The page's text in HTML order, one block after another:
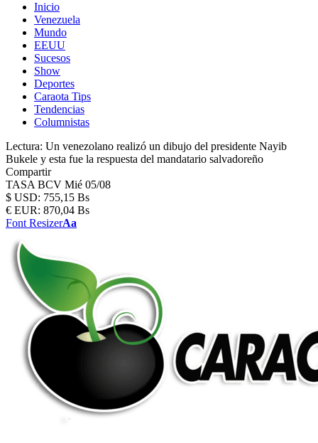
Inicio
Venezuela
Mundo
EEUU
Sucesos
Show
Deportes
Caraota Tips
Tendencias
Columnistas
Lectura: Un venezolano realizó un dibujo del presidente Nayib
Bukele y esta fue la respuesta del mandatario salvadoreño
Compartir
TASA BCV Mié 05/08
$ USD: 755,15 Bs
€ EUR: 870,04 Bs
Font ResizerAa